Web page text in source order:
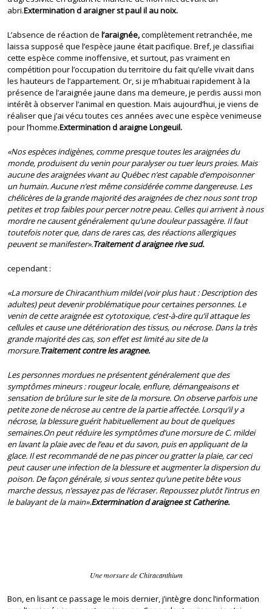
abri.Extermination d araigner st paul il au noix.
L’absence de réaction del’araignée,complètement retranchée, me
laissa supposé que l’espèce jaune était pacifique. Bref, je classifiai
cette espèce comme inoffensive, et surtout, pas vraiment en
compétition pour l’occupation du territoire du fait qu’elle vivait dans
les hauteurs de l’appartement. Or, si je m’habituai rapidement à la
présence de l’araignée jaune dans ma demeure, je perdis aussi mon
intérêt à observer l’animal en question. Mais aujourd’hui, je viens de
réaliser que j’ai vécu toutes ces années avec une espèce venimeuse
pour l’homme.Extermination d araigne Longeuil.
«Nos espèces indigènes, comme presque toutes les araignées du
monde, produisent du venin pour paralyser ou tuer leurs proies. Mais
aucune des araignées vivant au Québec n’est capable d’empoisonner
un humain. Aucune n’est même considérée comme dangereuse. Les
chélicères de la grande majorité des araignées de chez nous sont trop
petites et trop faibles pour percer notre peau. Celles qui arrivent à nous
mordre ne causent généralement qu’une douleur passagère. Il faut
toutefois noter que, dans de rares cas, des réactions allergiques
peuvent se manifester».Traitement d araignee rive sud.
cependant :
«La morsure de Chiracanthium mildei (voir plus haut : Description des
adultes) peut devenir problématique pour certaines personnes. Le
venin de cette araignée est cytotoxique, c’est-à-dire qu’il attaque les
cellules et cause une détérioration des tissus, ou nécrose. Dans la très
grande majorité des cas, son effet est limité au site de la
morsure.Traitement contre les aragnee.
Les personnes mordues ne présentent généralement que des
symptômes mineurs : rougeur locale, enflure, démangeaisons et
sensation de brûlure sur le site de la morsure. On observe parfois une
petite zone de nécrose au centre de la partie affectée. Lorsqu’il y a
nécrose, la blessure guérit habituellement au bout de quelques
semaines.On peut réduire les symptômes d’une morsure de C. mildei
en lavant la plaie avec de l’eau et du savon, puis en appliquant de la
glace. Il est recommandé de ne pas pincer ou gratter la plaie, car ceci
peut causer une infection de la blessure et augmenter la dispersion du
poison. De façon générale, si vous sentez qu’une petite bête vous
marche dessus, n’essayez pas de l’écraser. Repoussez plutôt l’intrus en
le balayant de la main».Extermination d araignee st Catherine.
Une morsure de Chiracanthium
Bon, en lisant ce passage le mois dernier, j’intègre donc l’information